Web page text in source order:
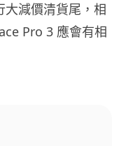
減價清貨尾，相
Pro 3 應會有相